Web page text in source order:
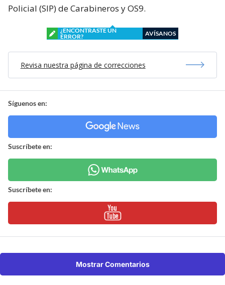
Policial (SIP) de Carabineros y OS9.
¿ENCONTRASTE UN
ERROR?
AVÍSANOS
Revisa nuestra página de correcciones
Síguenos en:
Suscríbete en:
Suscríbete en:
Mostrar Comentarios